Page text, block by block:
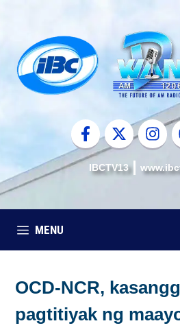
content
IBCTV13
MENU
OCD-NCR,
pagtitiyak ng